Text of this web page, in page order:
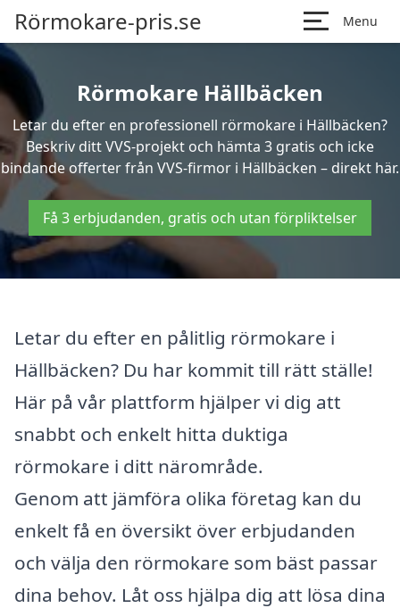
Rörmokare-pris.se Menu
Rörmokare Hällbäcken
Letar du efter en professionell rörmokare i Hällbäcken?
Beskriv ditt VVS-projekt och hämta 3 gratis och icke
bindande offerter från VVS-firmor i Hällbäcken – direkt här.
Få 3 erbjudanden, gratis och utan förpliktelser
Letar du efter en pålitlig rörmokare i
Hällbäcken? Du har kommit till rätt ställe!
Här på vår plattform hjälper vi dig att
snabbt och enkelt hitta duktiga
rörmokare i ditt närområde.
Genom att jämföra olika företag kan du
enkelt få en översikt över erbjudanden
och välja den rörmokare som bäst passar
dina behov. Låt oss hjälpa dig att lösa dina